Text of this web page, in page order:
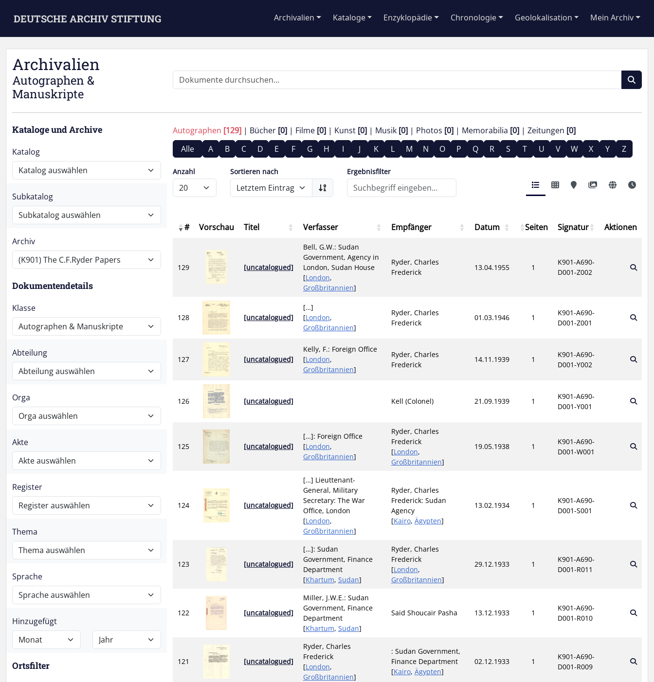
DEUTSCHE ARCHIV STIFTUNG Archivalien Kataloge Enzyklopädie Chronologie Geolokalisation Mein Archiv
Archivalien
Autographen &
Manuskripte
Kataloge und Archive
Katalog
Subkatalog
Archiv
Dokumentendetails
Klasse
Abteilung
Orga
Akte
Register
Thema
Sprache
Hinzugefügt
Ortsfilter
Autographen [129] Bücher [0] Filme [0] Kunst [0] Musik [0] Photos [0] Memorabilia [0] Zeitungen [0]
Alle
A B C D E F G H I J K L M N O P Q R S T U V W X Y Z
Anzahl Sortieren nach Ergebnisfilter
# Vorschau Titel Verfasser Empfänger Datum Seiten Signatur Aktionen
129 [uncatalogued]
Bell, G.W.: Sudan
Government, Agency in
London, Sudan House
[London,
Großbritannien]
Ryder, Charles
Frederick
13.04.1955 1
K901-A690-
D001-Z002
128 [uncatalogued]
[…]
[London,
Großbritannien]
Ryder, Charles
Frederick
01.03.1946 1
K901-A690-
D001-Z001
127 [uncatalogued]
Kelly, F.: Foreign Office
[London,
Großbritannien]
Ryder, Charles
Frederick
14.11.1939 1
K901-A690-
D001-Y002
126 [uncatalogued] Kell (Colonel) 21.09.1939 1
K901-A690-
D001-Y001
125 [uncatalogued]
[…]: Foreign Office
[London,
Großbritannien]
Ryder, Charles
Frederick
[London,
Großbritannien]
19.05.1938 1
K901-A690-
D001-W001
124 [uncatalogued]
[…] Lieuttenant-
General, Military
Secretary: The War
Office, London
[London,
Großbritannien]
Ryder, Charles
Frederick: Sudan
Agency
[Kairo, Ägypten]
13.02.1934 1
K901-A690-
D001-S001
123 [uncatalogued]
[…]: Sudan
Government, Finance
Department
[Khartum, Sudan]
Ryder, Charles
Frederick
[London,
Großbritannien]
29.12.1933 1
K901-A690-
D001-R011
122 [uncatalogued]
Miller, J.W.E.: Sudan
Government, Finance
Department
[Khartum, Sudan]
Said Shoucair Pasha 13.12.1933 1
K901-A690-
D001-R010
121 [uncatalogued]
Ryder, Charles
Frederick
[London,
Großbritannien]
: Sudan Government,
Finance Department
[Kairo, Ägypten]
02.12.1933 1
K901-A690-
D001-R009